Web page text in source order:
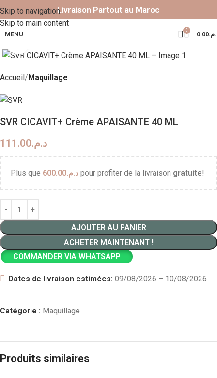
Skip to navigation
Skip to main content
Livraison Partout au Maroc
MENU
0
0.00
Accueil Maquillage
SVR CICAVIT+ Crème APAISANTE 40 ML
د.م.111.00
Plus que د.م.600.00 pour profiter de la livraison gratuite!
AJOUTER AU PANIER
ACHETER MAINTENANT !
COMMANDER VIA WHATSAPP
Dates de livraison estimées: 09/08/2026 – 10/08/2026
Catégorie : Maquillage
Produits similaires